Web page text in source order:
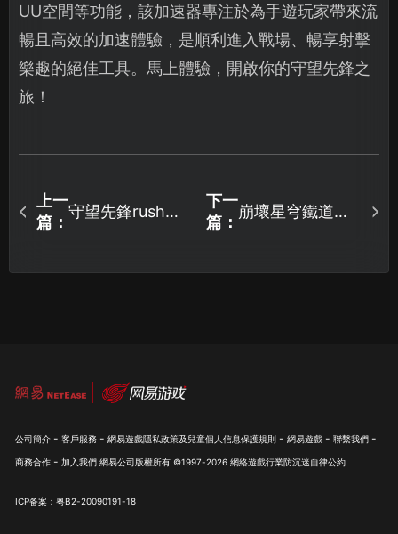
UU空間等功能，該加速器專注於為手遊玩家帶來流
暢且高效的加速體驗，是順利進入戰場、暢享射擊
樂趣的絕佳工具。馬上體驗，開啟你的守望先鋒之
旅！
上一
篇：
守望先鋒rush避
下一
篇：
崩壞星穹鐵道手
南！
公司簡介 - 客戶服務 - 網易遊戲隱私政策及兒童個人信息保護規則 - 網易遊戲 - 聯繫我們 -
商務合作 - 加入我們 網易公司版權所有 ©1997-2026 網絡遊戲行業防沉迷自律公約
ICP备案：粤B2-20090191-18